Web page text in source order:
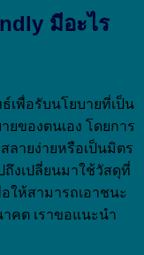
มีอะไร
เพื่อรับนโยบายที่เป็น
ของตนเอง โดยการ
ลายง่ายหรือเป็นมิตร
ถึงเปลี่ยนมาใช้วัสดุที่
ให้สามารถเอาชนะ
คต เราขอแนะนำ